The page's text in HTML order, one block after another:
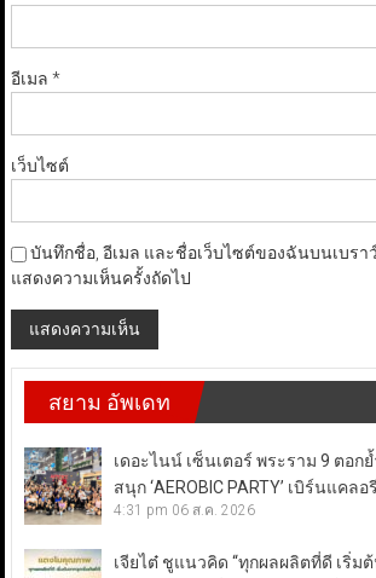
อีเมล *
เว็บไซต์
บันทึกชื่อ, อีเมล และชื่อเว็บไซต์ของฉันบนเบรา
แสดงความเห็นครั้งถัดไป
สยาม อัพเดท
เดอะไนน์ เซ็นเตอร์ พระราม 9 ตอก
สนุก ‘AEROBIC PARTY’ เบิร์นแค
4:31 pm 06 ส.ค. 2026
เจียไต๋ ชูแนวคิด “ทุกผลผลิตที่ดี เริ่ม